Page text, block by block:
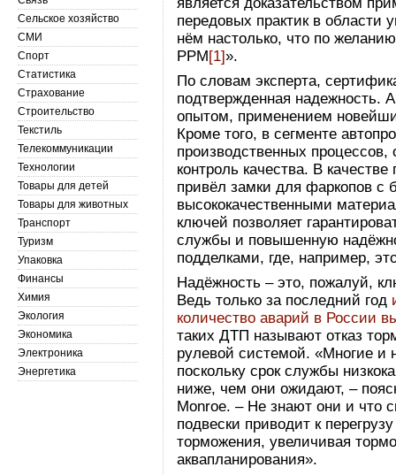
передовых практик в области
нём настолько, что по
РРМ[1]».
По словам эксперта,
подтвержденная надежность.
опытом, применением
Кроме того, в сегменте
производственных процессов,
контроль качества. В
привёл замки для фаркопов
высококачественными
ключей позволяет
службы и повышенную
подделками, где, например,
Надёжность – это, пожалуй,
Ведь только за последний год
количество аварий в России
таких ДТП называют отказ
рулевой системой. «Многие и
поскольку срок службы
ниже, чем они ожидают, –
Monroe. – Не знают они и что
подвески приводит к
торможения, увеличивая
аквапланирования».
Сельское хозяйство
СМИ
Спорт
Статистика
Страхование
Строительство
Текстиль
Телекоммуникации
Технологии
Товары для детей
Товары для животных
Транспорт
Туризм
Упаковка
Финансы
Химия
Экология
Экономика
Электроника
Энергетика